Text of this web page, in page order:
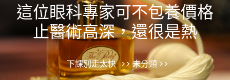
這位眼科專家可不包養價格
止醫術高深，還很是熱
下課別走太快 >> 未分類 >>